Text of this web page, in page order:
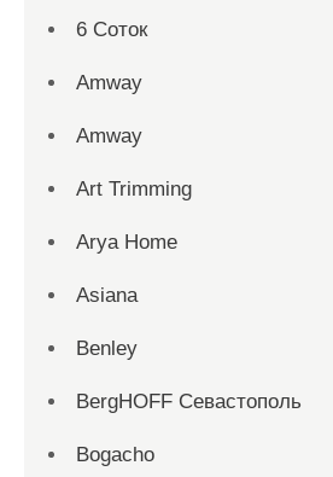
6 Соток
Amway
Amway
Art Trimming
Arya Home
Asiana
Benley
BergHOFF Севастополь
Bogacho